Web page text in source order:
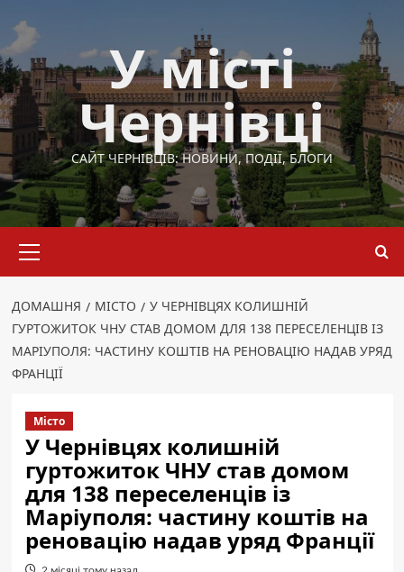
до
вмісту
У місті
Чернівці
САЙТ ЧЕРНІВЦІВ: НОВИНИ, ПОДІЇ, БЛОГИ
меню
ДОМАШНЯ МІСТО
У ЧЕРНІВЦЯХ КОЛИШНІЙ
ГУРТОЖИТОК ЧНУ СТАВ ДОМОМ ДЛЯ 138 ПЕРЕСЕЛЕНЦІВ ІЗ
МАРІУПОЛЯ: ЧАСТИНУ КОШТІВ НА РЕНОВАЦІЮ НАДАВ УРЯД
ФРАНЦІЇ
Місто
У Чернівцях колишній
гуртожиток ЧНУ став домом
для 138 переселенців із
Маріуполя: частину коштів на
реновацію надав уряд Франції